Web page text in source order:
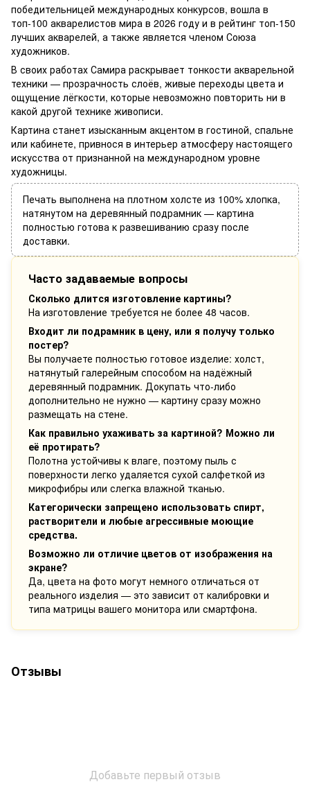
победительницей международных конкурсов, вошла в
топ-100 акварелистов мира в 2026 году и в рейтинг топ-150
лучших акварелей, а также является членом Союза
художников.
В своих работах Самира раскрывает тонкости акварельной
техники — прозрачность слоёв, живые переходы цвета и
ощущение лёгкости, которые невозможно повторить ни в
какой другой технике живописи.
Картина станет изысканным акцентом в гостиной, спальне
или кабинете, привнося в интерьер атмосферу настоящего
искусства от признанной на международном уровне
художницы.
Печать выполнена на плотном холсте из 100% хлопка,
натянутом на деревянный подрамник — картина
полностью готова к развешиванию сразу после
доставки.
Часто задаваемые вопросы
Сколько длится изготовление картины?
На изготовление требуется не более 48 часов.
Входит ли подрамник в цену, или я получу только
постер?
Вы получаете полностью готовое изделие: холст,
натянутый галерейным способом на надёжный
деревянный подрамник. Докупать что-либо
дополнительно не нужно — картину сразу можно
размещать на стене.
Как правильно ухаживать за картиной? Можно ли
её протирать?
Полотна устойчивы к влаге, поэтому пыль с
поверхности легко удаляется сухой салфеткой из
микрофибры или слегка влажной тканью.
Категорически запрещено использовать спирт,
растворители и любые агрессивные моющие
средства.
Возможно ли отличие цветов от изображения на
экране?
Да, цвета на фото могут немного отличаться от
реального изделия — это зависит от калибровки и
типа матрицы вашего монитора или смартфона.
Отзывы
Добавьте первый отзыв